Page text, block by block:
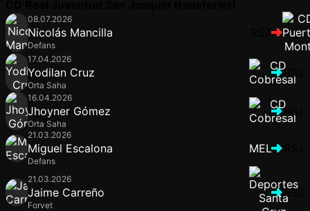
08.07.2026
Nicolás Mancilla
Defans
17.04.2026
Yodilan Cruz
Orta Saha
RSJ
16.04.2026
Jhoyner Gómez
Orta Saha
RSJ
21.03.2026
Miguel Escalona
Defans
MEL
21.03.2026
Jaime Carreño
Forvet
RSJ